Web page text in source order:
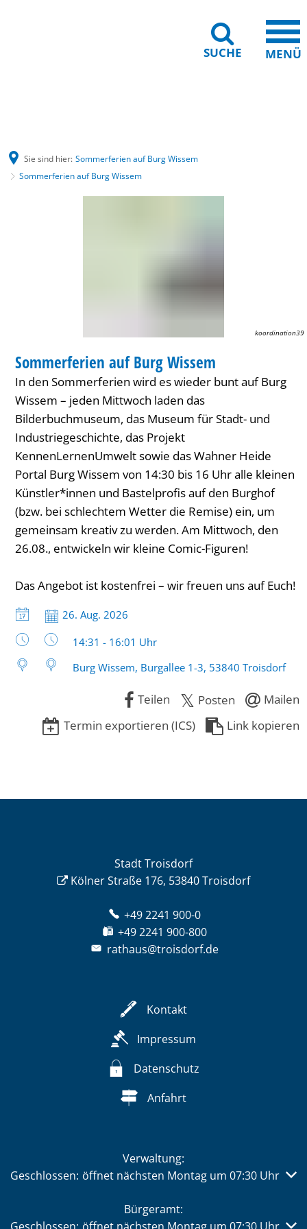
SUCHE MENÜ
Sie sind hier: Sommerferien auf Burg Wissem
Sommerferien auf Burg Wissem
koordination39
KATEGORIE: FERIENANGEBOT
Sommerferien auf Burg Wissem
In den Sommerferien wird es wieder bunt auf Burg
Wissem – jeden Mittwoch laden das
Bilderbuchmuseum, das Museum für Stadt- und
Industriegeschichte, das Projekt
KennenLernenUmwelt sowie das Wahner Heide
Portal Burg Wissem von 14:30 bis 16 Uhr alle kleinen
Künstler*innen und Bastelprofis auf den Burghof
(bzw. bei schlechtem Wetter die Remise) ein, um
gemeinsam kreativ zu werden. Am Mittwoch, den
26.08., entwickeln wir kleine Comic-Figuren!
Das Angebot ist kostenfrei – wir freuen uns auf Euch!
Datum:
26. Aug. 2026
Uhrzeit:
14:31 - 16:01 Uhr
Burg Wissem, Burgallee 1-3, 53840 Troisdorf
Teilen Posten
Mailen
Termin exportieren (ICS)
Link kopieren
Stadt Troisdorf
Kölner Straße 176, 53840 Troisdorf
+49 2241 900-0
+49 2241 900-800
rathaus@troisdorf.de
Kontakt
Impressum
Datenschutz
Anfahrt
Verwaltung:
Klicken, um weitere Öffnungs- oder Schließzeiten
Geschlossen: öffnet nächsten Montag um 07:30 Uhr
Bürgeramt: